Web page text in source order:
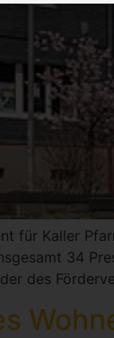
für Kaller
34
des